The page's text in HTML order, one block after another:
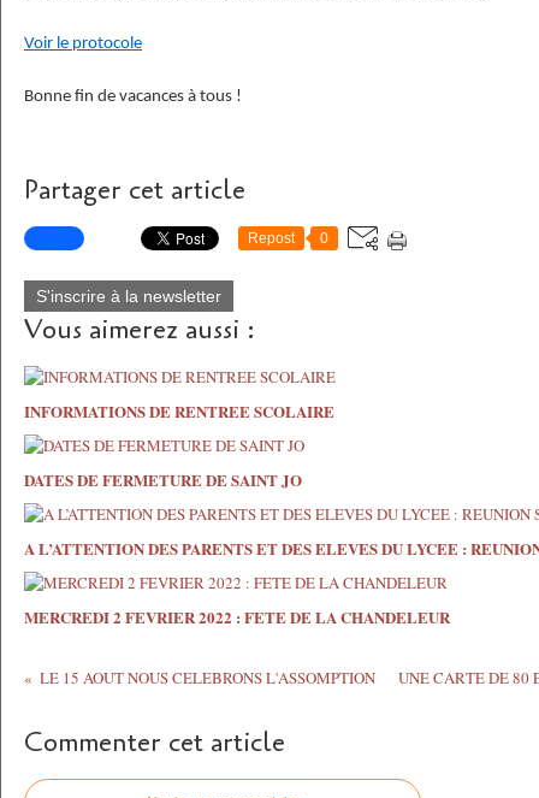
Voir le protocole
Bonne fin de vacances à tous !
Partager cet article
Repost 0
S'inscrire à la newsletter
Vous aimerez aussi :
INFORMATIONS DE RENTREE SCOLAIRE
DATES DE FERMETURE DE SAINT JO
A L’ATTENTION DES PARENTS ET DES ELEVES DU LYCEE :
MERCREDI 2 FEVRIER 2022 : FETE DE LA CHANDELEUR
LE 15 AOUT NOUS CELEBRONS L'ASSOMPTION UNE CARTE DE 80
Commenter cet article